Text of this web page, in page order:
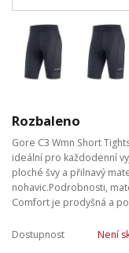
Rozbaleno
Gore C3 Wmn Short
ideální pro každodenní
ploché švy a přilnavý
nohavic.Podrobnosti,
Comfort je prodyšná a
Dostupnost Není